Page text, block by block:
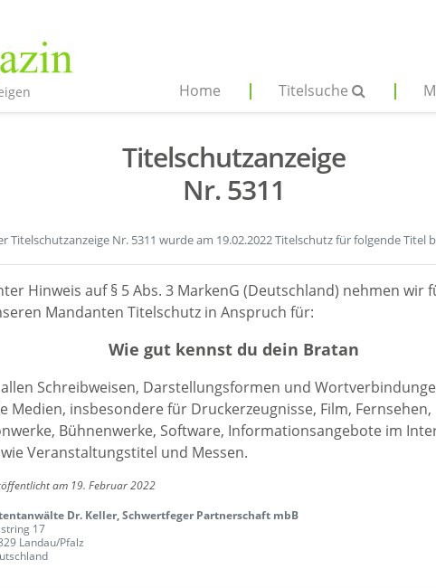
Home Titelsuche
Titelschutzanzeige
Nr. 5311
Titelschutzanzeige Nr. 5311 wurde am 19.02.2022 Titelschutz für folgende Titel
Hinweis auf § 5 Abs. 3 MarkenG (Deutschland) nehmen wir
Mandanten Titelschutz in Anspruch für:
Wie gut kennst du dein Bratan
Schreibweisen, Darstellungsformen und
Medien, insbesondere für Druckerzeugnisse, Film, Fernsehen,
Bühnenwerke, Software, Informationsangebote im
Veranstaltungstitel und Messen.
am 19. Februar 2022
Dr. Keller, Schwertfeger Partnerschaft mbB
17
Landau/Pfalz